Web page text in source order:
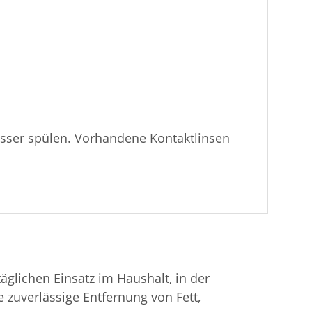
spülen. Vorhandene Kontaktlinsen
Einsatz im Haushalt, in der
Entfernung von Fett,